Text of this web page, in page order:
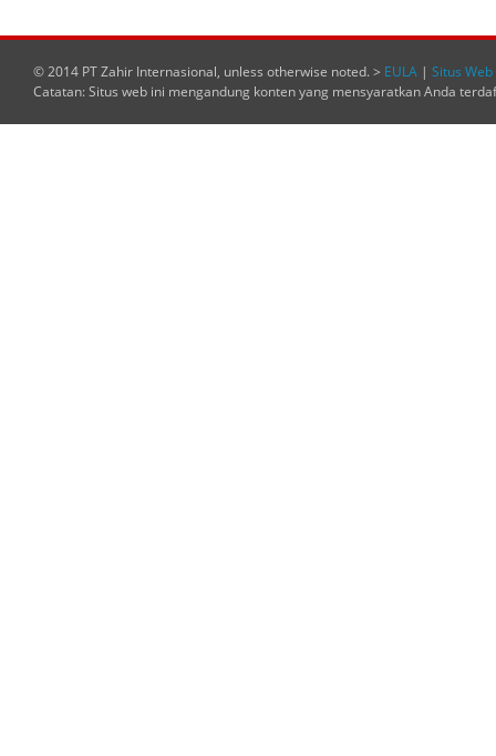
© 2014 PT Zahir Internasional, unless otherwise noted. > EULA | Situs
Catatan: Situs web ini mengandung konten yang mensyaratkan Anda